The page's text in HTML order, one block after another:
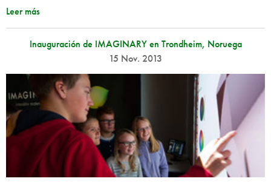
Leer más
Inauguración de IMAGINARY en Trondheim, Noruega
15 Nov. 2013